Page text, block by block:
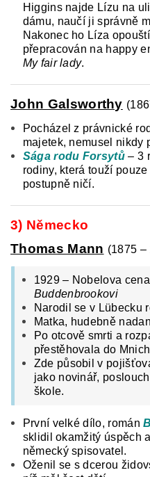
Higgins najde Lízu na
dámu, naučí ji správně
Nakonec ho Líza
přepracován na happy
My fair lady.
John Galsworthy
Pocházel z právnické
majetek, nemusel nikdy
Sága rodu Forsytů – 3
rodiny, která touží
postupně ničí.
3) Německo
Thomas Mann (1875 –
1929 – Nobelova
Buddenbrookovi
Narodil se v Lübecku
Matka, hudebně
Po otcově smrti a
přestěhovala do
Zde působil v
jako novinář,
škole.
První velké dílo, román
sklidil okamžitý úspěch
německý spisovatel.
Oženil se s dcerou